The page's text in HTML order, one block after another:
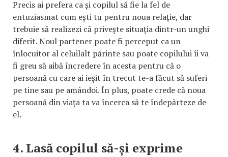
Precis ai prefera ca și copilul să fie la fel de
entuziasmat cum ești tu pentru noua relație, dar
trebuie să realizezi că privește situația dintr-un unghi
diferit. Noul partener poate fi perceput ca un
înlocuitor al celuilalt părinte sau poate copilului îi va
fi greu să aibă încredere în acesta pentru că o
persoană cu care ai ieșit în trecut te-a făcut să suferi
pe tine sau pe amândoi. În plus, poate crede că noua
persoană din viața ta va încerca să te îndepărteze de
el.
4. Lasă copilul să-și exprime